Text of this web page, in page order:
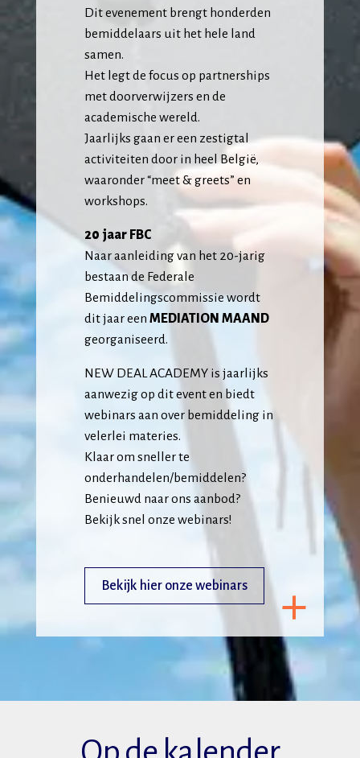
Dit evenement brengt honderden
bemiddelaars uit het hele land
samen.
Het legt de focus op partnerships
met doorverwijzers en de
academische wereld.
Jaarlijks gaan er een zestigtal
activiteiten door in heel België,
waaronder “meet & greets” en
workshops.
20 jaar FBC
Naar aanleiding van het 20-jarig
bestaan de Federale
Bemiddelingscommissie wordt
dit jaar een MEDIATION MAAND
georganiseerd.
NEW DEAL ACADEMY is jaarlijks
aanwezig op dit event en biedt
webinars aan over bemiddeling in
velerlei materies.
Klaar om sneller te
onderhandelen/bemiddelen?
Benieuwd naar ons aanbod?
Bekijk snel onze webinars!
Bekijk hier onze webinars